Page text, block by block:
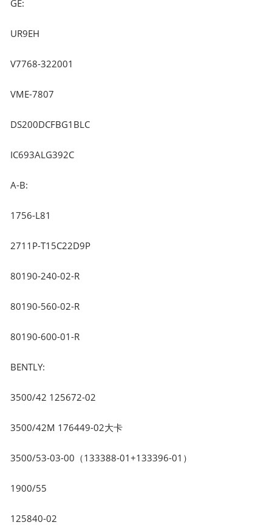
GE:
UR9EH
V7768-322001
VME-7807
DS200DCFBG1BLC
IC693ALG392C
A-B:
1756-L81
2711P-T15C22D9P
80190-240-02-R
80190-560-02-R
80190-600-01-R
BENTLY:
3500/42 125672-02
3500/42M 176449-02大卡
3500/53-03-00（133388-01+133396-01）
1900/55
125840-02